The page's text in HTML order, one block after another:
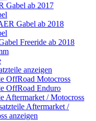
Gabel ab 2017
Gabel ab 2018
Freeride ab 2018
anzeigen
OffRoad Motocross
OffRoad Enduro
Aftermarket / Motocross
Aftermarket /
anzeigen